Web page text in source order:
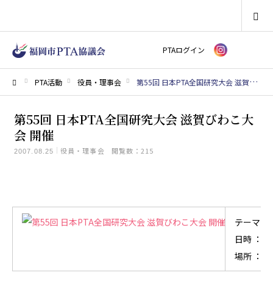
PTAログイン
PTA活動 役員・理事会 第55回 日本PTA全国研究大会 滋賀びわこ大会 開催
第55回 日本PTA全国研究大会 滋賀びわこ大
会 開催
2007.08.25 役員・理事会 閲覧数：215
テーマ
日時 ：
場所 ：